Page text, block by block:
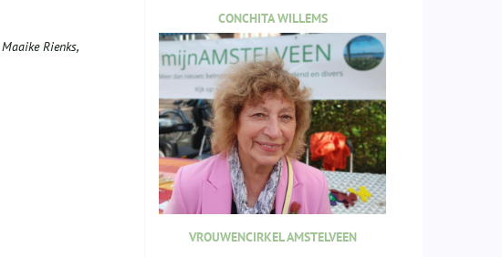
Maaike Rienks,
CONCHITA WILLEMS
VROUWENCIRKEL AMSTELVEEN